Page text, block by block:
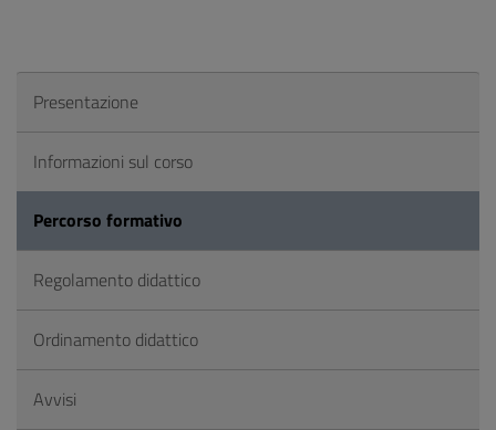
Presentazione
Informazioni sul corso
Percorso formativo
Regolamento didattico
Ordinamento didattico
Avvisi